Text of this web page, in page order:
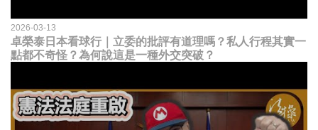
2026-03-13
卓榮泰日本看球行｜立委的批評有道理嗎？私人行程其實一
點都不奇怪？為何說這是一種外交突破？